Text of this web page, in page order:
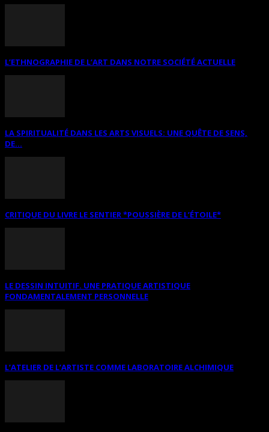
L’ETHNOGRAPHIE DE L’ART DANS NOTRE SOCIÉTÉ ACTUELLE
LA SPIRITUALITÉ DANS LES ARTS VISUELS: UNE QUÊTE DE SENS,
DE...
CRITIQUE DU LIVRE LE SENTIER *POUSSIÈRE DE L’ÉTOILE*
LE DESSIN INTUITIF. UNE PRATIQUE ARTISTIQUE
FONDAMENTALEMENT PERSONNELLE
L’ATELIER DE L’ARTISTE COMME LABORATOIRE ALCHIMIQUE